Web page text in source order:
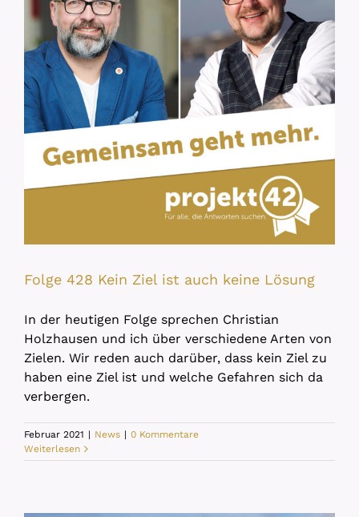
Folge 428 Kein Ziel ist auch keine Lösung
In der heutigen Folge sprechen Christian
Holzhausen und ich über verschiedene Arten von
Zielen. Wir reden auch darüber, dass kein Ziel zu
haben eine Ziel ist und welche Gefahren sich da
verbergen.
Februar 2021 | News | 0 Kommentare
Weiterlesen